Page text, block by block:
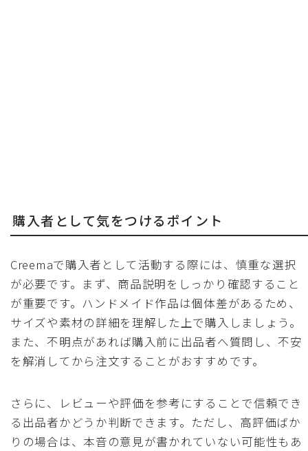
購入者として気をつけるポイント
Creemaで購入者として活動する際には、慎重な選択
が必要です。まず、商品説明をしっかり確認すること
が重要です。ハンドメイド作品は個体差があるため、
サイズや素材の詳細を理解した上で購入しましょう。
また、不明点があれば購入前に出品者へ質問し、不安
を解消してから注文することがおすすめです。
さらに、レビューや評価を参考にすることで信頼でき
る出品者かどうか判断できます。ただし、高評価ばか
りの場合は、本音の意見が書かれていない可能性もあ